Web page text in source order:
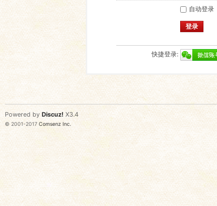
自动登录
登录
快捷登录:
Powered by Discuz! X3.4
© 2001-2017 Comsenz Inc.